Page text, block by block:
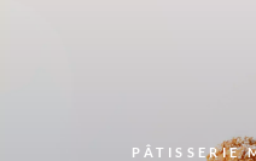
PÂTISSERIE